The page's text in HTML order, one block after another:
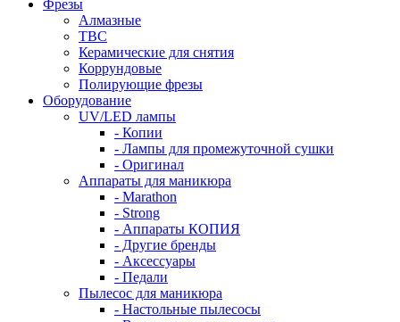
Фрезы
Алмазные
ТВС
Керамические для снятия
Коррундовые
Полирующие фрезы
Оборудование
UV/LED лампы
- Копии
- Лампы для промежуточной сушки
- Оригинал
Аппараты для маникюра
- Marathon
- Strong
- Аппараты КОПИЯ
- Другие бренды
- Аксессуары
- Педали
Пылесос для маникюра
- Настольные пылесосы